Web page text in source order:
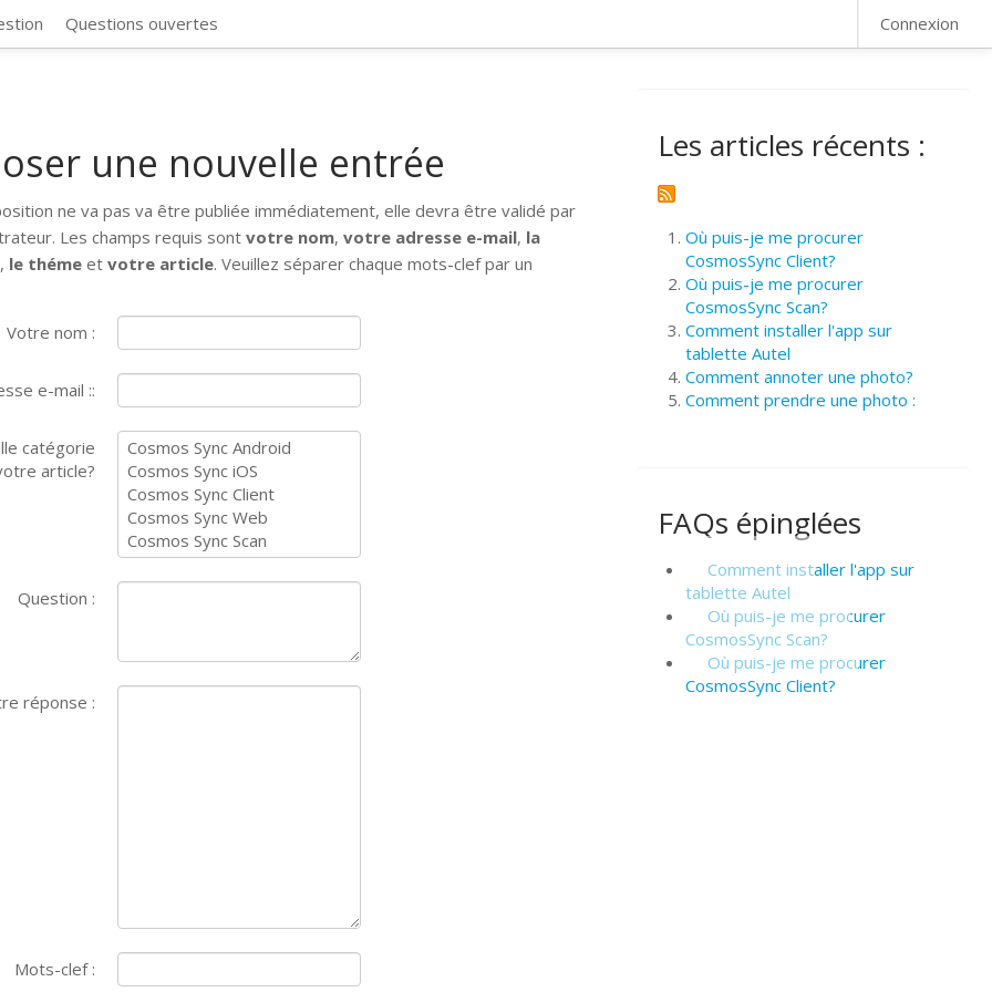
Questions ouvertes Connexion
une nouvelle entrée
ne va pas va être publiée immédiatement, elle devra être validé par
Les champs requis sontvotre nom,votre adresse e-mail, la
, le théme etvotre article. Veuillez séparer chaque mots-clef par un
Votre nom :
e-mail ::
catégorie
article?
Question :
réponse :
Mots-clef :
Les articles récents :
Où puis-je me procurer
CosmosSync Client?
Où puis-je me procurer
CosmosSync Scan?
Comment installer l'app sur
tablette Autel
Comment annoter une photo?
Comment prendre une photo :
FAQs épinglées
Comment installer l'app sur
tablette Autel
Où puis-je me procurer
CosmosSync Scan?
Où puis-je me procurer
CosmosSync Client?